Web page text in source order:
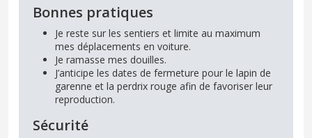
Bonnes pratiques
Je reste sur les sentiers et limite au maximum
mes déplacements en voiture.
Je ramasse mes douilles.
J’anticipe les dates de fermeture pour le lapin de
garenne et la perdrix rouge afin de favoriser leur
reproduction.
Sécurité